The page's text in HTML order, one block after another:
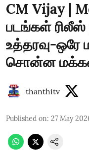
CM Vijay |
படங்கள் ரிலீஸ்
உத்தரவு-ஒரே
சொன்ன
thanthitv
Published on: 27 May